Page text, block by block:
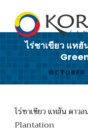
ไร่ชาเขียว แท
ไร่ชาเขียว แทฮัน ดาว
Plantation